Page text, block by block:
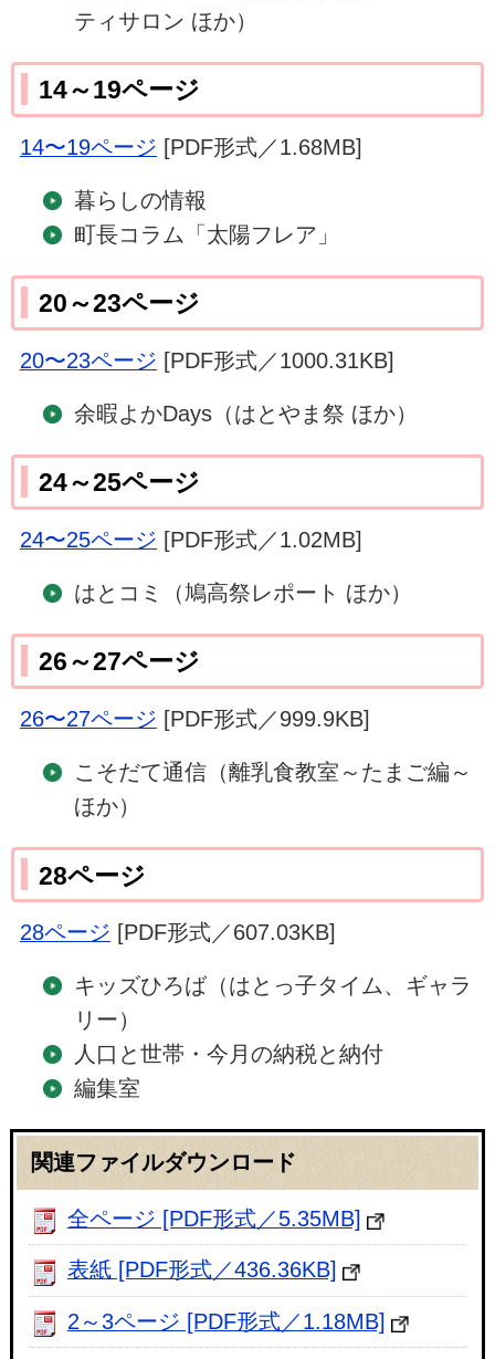
ティサロン ほか）
14～19ページ
14〜19ページ [PDF形式／1.68MB]
暮らしの情報
町長コラム「太陽フレア」
20～23ページ
20〜23ページ [PDF形式／1000.31KB]
余暇よかDays（はとやま祭 ほか）
24～25ページ
24〜25ページ [PDF形式／1.02MB]
はとコミ（鳩高祭レポート ほか）
26～27ページ
26〜27ページ [PDF形式／999.9KB]
こそだて通信（離乳食教室～たまご編～
ほか）
28ページ
28ページ [PDF形式／607.03KB]
キッズひろば（はとっ子タイム、ギャラ
リー）
人口と世帯・今月の納税と納付
編集室
関連ファイルダウンロード
全ページ [PDF形式／5.35MB]
表紙 [PDF形式／436.36KB]
2～3ページ [PDF形式／1.18MB]